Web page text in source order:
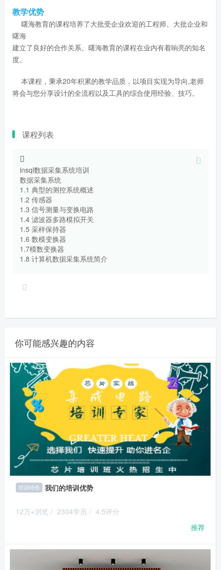
教学优势
曙海教育的课程培养了大批受企业欢迎的工程师。大批企业和
曙海
建立了良好的合作关系。曙海教育的课程在业内有着响亮的知名
度。
本课程，秉承20年积累的教学品质，以项目实现为导向,老师
将会与您分享设计的全流程以及工具的综合使用经验、技巧。
课程列表
insql数据采集系统培训
数据采集系统
1.1 典型的测控系统概述
1.2 传感器
1.3 信号测量与变换电路
1.4 滤波器多路模拟开关
1.5 采样保持器
1.6 数模变换器
1.7模数变换器
1.8 计算机数据采集系统简介
你可能感兴趣的内容
培训特色 我们的培训优势
12万+浏览 / 2304学员 / 4.5评分
推荐